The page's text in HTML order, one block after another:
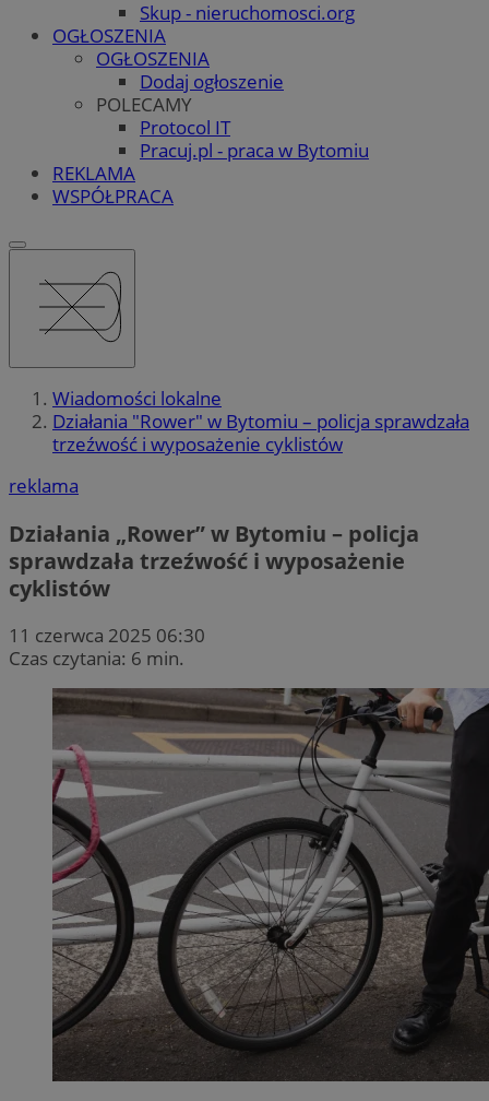
Skup - nieruchomosci.org
OGŁOSZENIA
OGŁOSZENIA
Dodaj ogłoszenie
POLECAMY
Protocol IT
Pracuj.pl - praca w Bytomiu
REKLAMA
WSPÓŁPRACA
Wiadomości lokalne
Działania "Rower" w Bytomiu – policja sprawdzała
trzeźwość i wyposażenie cyklistów
reklama
Działania „Rower” w Bytomiu – policja
sprawdzała trzeźwość i wyposażenie
cyklistów
11 czerwca 2025 06:30
Czas czytania: 6 min.